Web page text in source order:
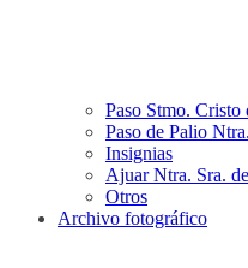
Paso Stmo. Cristo
Paso de Palio
Insignias
Ajuar Ntra. Sra.
Otros
Archivo fotográfico